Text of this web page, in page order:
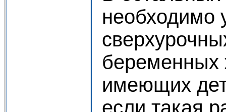
необходимо
беременных
имеющих